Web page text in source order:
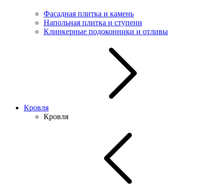
Фасадная плитка и камень
Напольная плитка и ступени
Клинкерные подоконники и отливы
Кровля
Кровля